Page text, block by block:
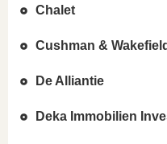
Chalet
Cushman & Wakefield
De Alliantie
Deka Immobilien